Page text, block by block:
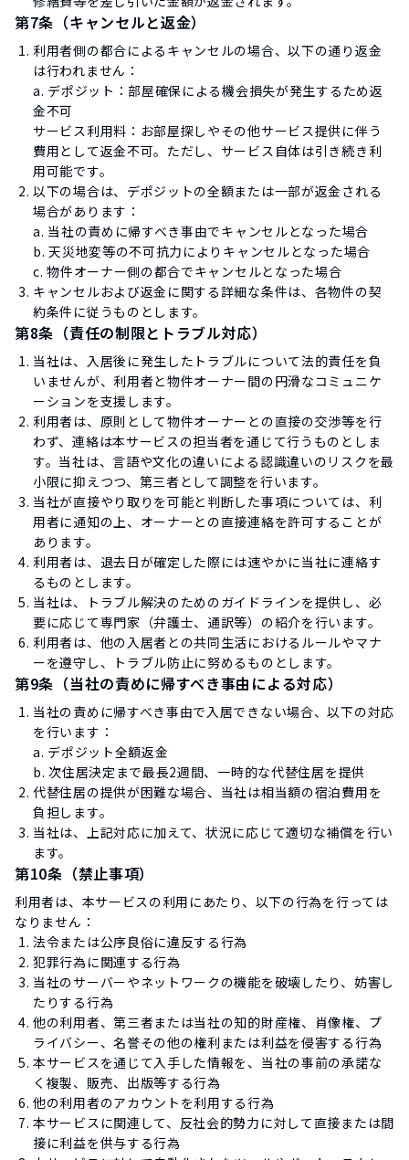
第7条（キャンセルと返金）
利用者側の都合によるキャンセルの場合、以下の通り返金
は行われません：
a. デポジット：部屋確保による機会損失が発生するため返
金不可
サービス利用料：お部屋探しやその他サービス提供に伴う
費用として返金不可。ただし、サービス自体は引き続き利
用可能です。
以下の場合は、デポジットの全額または一部が返金される
場合があります：
a. 当社の責めに帰すべき事由でキャンセルとなった場合
b. 天災地変等の不可抗力によりキャンセルとなった場合
c. 物件オーナー側の都合でキャンセルとなった場合
キャンセルおよび返金に関する詳細な条件は、各物件の契
約条件に従うものとします。
第8条（責任の制限とトラブル対応）
当社は、入居後に発生したトラブルについて法的責任を負
いませんが、利用者と物件オーナー間の円滑なコミュニケ
ーションを支援します。
利用者は、原則として物件オーナーとの直接の交渉等を行
わず、連絡は本サービスの担当者を通じて行うものとしま
す。当社は、言語や文化の違いによる認識違いのリスクを最
小限に抑えつつ、第三者として調整を行います。
当社が直接やり取りを可能と判断した事項については、利
用者に通知の上、オーナーとの直接連絡を許可することが
あります。
利用者は、退去日が確定した際には速やかに当社に連絡す
るものとします。
当社は、トラブル解決のためのガイドラインを提供し、必
要に応じて専門家（弁護士、通訳等）の紹介を行います。
利用者は、他の入居者との共同生活におけるルールやマナ
ーを遵守し、トラブル防止に努めるものとします。
第9条（当社の責めに帰すべき事由による対応）
当社の責めに帰すべき事由で入居できない場合、以下の対応
を行います：
a. デポジット全額返金
b. 次住居決定まで最長2週間、一時的な代替住居を提供
代替住居の提供が困難な場合、当社は相当額の宿泊費用を
負担します。
当社は、上記対応に加えて、状況に応じて適切な補償を行い
ます。
第10条（禁止事項）
利用者は、本サービスの利用にあたり、以下の行為を行っては
なりません：
法令または公序良俗に違反する行為
犯罪行為に関連する行為
当社のサーバーやネットワークの機能を破壊したり、妨害し
たりする行為
他の利用者、第三者または当社の知的財産権、肖像権、プ
ライバシー、名誉その他の権利または利益を侵害する行為
本サービスを通じて入手した情報を、当社の事前の承諾な
く複製、販売、出版等する行為
他の利用者のアカウントを利用する行為
本サービスに関連して、反社会的勢力に対して直接または間
接に利益を供与する行為